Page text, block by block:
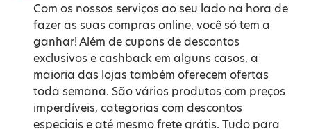
Com os nossos serviços ao seu lado na hora de
fazer as suas compras online, você só tem a
ganhar! Além de cupons de descontos
exclusivos e cashback em alguns casos, a
maioria das lojas também oferecem ofertas
toda semana. São vários produtos com preços
imperdíveis, categorias com descontos
especiais e até mesmo frete grátis. Tudo para